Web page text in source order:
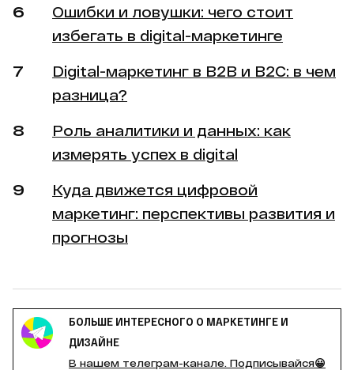
Ошибки и ловушки: чего стоит
избегать в digital-маркетинге
Digital-маркетинг в B2B и B2C: в чем
разница?
Роль аналитики и данных: как
измерять успех в digital
Куда движется цифровой
маркетинг: перспективы развития и
прогнозы
БОЛЬШЕ ИНТЕРЕСНОГО О МАРКЕТИНГЕ И
ДИЗАЙНЕ
В нашем телеграм-канале. Подписывайся😀